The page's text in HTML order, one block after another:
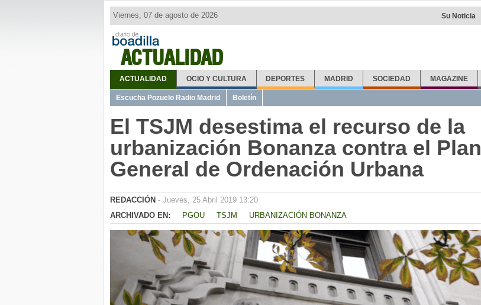
ACTUALIDAD
Viernes, 07 de agosto de 2026 Su Noticia
ACTUALIDAD OCIO Y CULTURA DEPORTES MADRID SOCIEDAD MAGAZINE
Escucha Pozuelo Radio Madrid Boletín
El TSJM desestima el recurso de la
urbanización Bonanza contra el Plan
General de Ordenación Urbana
REDACCIÓN - Jueves, 25 Abril 2019 13:20
ARCHIVADO EN:
PGOU TSJM URBANIZACIÓN BONANZA